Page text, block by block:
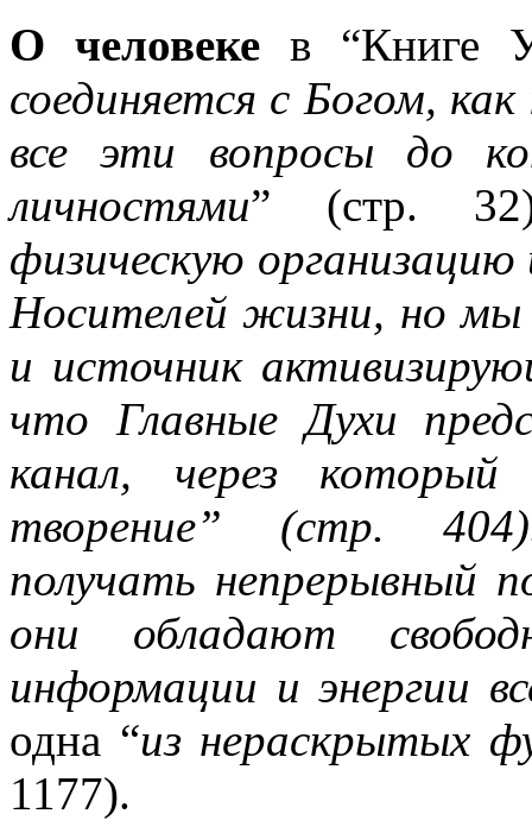
О человеке в “Книге
соединяется с Богом,
все эти вопросы до
личностями” (стр.
физическую
Носителей жизни, но мы
и источник
что Главные Духи
канал, через
творение” (стр.
получать непрерывный
они обладают
информации и энергии
одна “из нераскрытых
1177).